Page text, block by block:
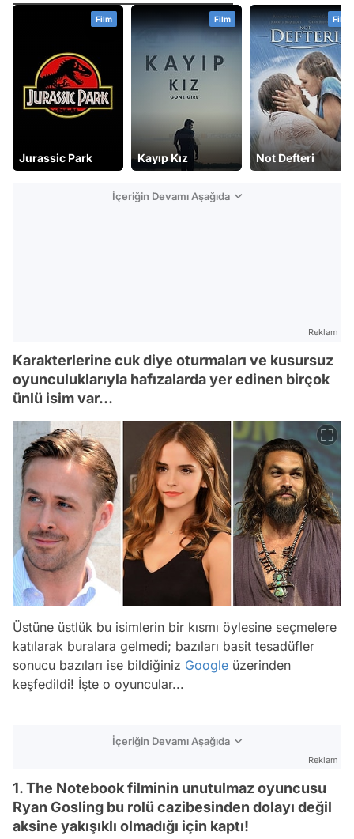
Film
Jurassic Park
Film
Kayıp Kız
Film
Not Defteri
İçeriğin Devamı Aşağıda
Reklam
Karakterlerine cuk diye oturmaları ve kusursuz
oyunculuklarıyla hafızalarda yer edinen birçok
ünlü isim var...
Üstüne üstlük bu isimlerin bir kısmı öylesine seçmelere
katılarak buralara gelmedi; bazıları basit tesadüfler
sonucu bazıları ise bildiğiniz Google üzerinden
keşfedildi! İşte o oyuncular...
İçeriğin Devamı Aşağıda
Reklam
1. The Notebook filminin unutulmaz oyuncusu
Ryan Gosling bu rolü cazibesinden dolayı değil
aksine yakışıklı olmadığı için kaptı!